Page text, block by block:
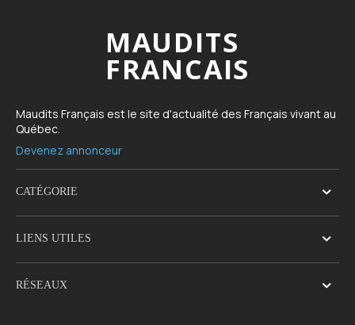
MAUDITS
FRANCAIS
Maudits Français est le site d'actualité des Français vivant au
Québec.
Devenez annonceur
CATÉGORIE
LIENS UTILES
RÉSEAUX